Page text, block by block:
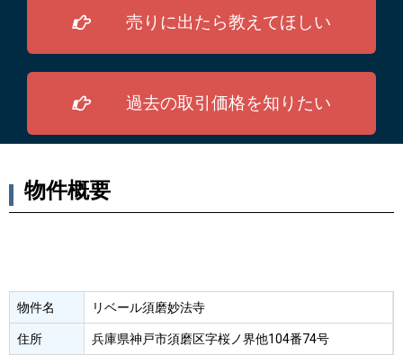
売りに出たら教えてほしい
過去の取引価格を知りたい
物件概要
物件名 リベール須磨妙法寺
住所 兵庫県神戸市須磨区字桜ノ界他104番74号